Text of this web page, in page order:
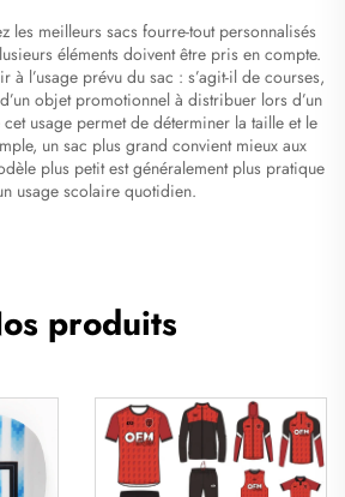
les meilleurs sacs fourre-tout personnalisés
éléments doivent être pris en compte.
à l’usage prévu du sac : s’agit-il de courses,
objet promotionnel à distribuer lors d’un
usage permet de déterminer la taille et le
un sac plus grand convient mieux aux
plus petit est généralement plus pratique
usage scolaire quotidien.
produits